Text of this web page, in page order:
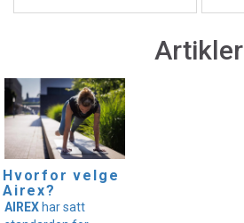
Artikler
Hvorfor velge
Airex?
AIREX har satt